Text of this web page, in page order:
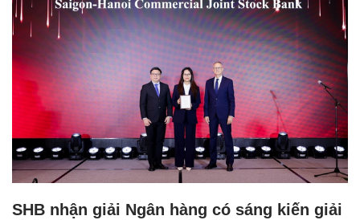
SHB nhận giải Ngân hàng có sáng kiến giải